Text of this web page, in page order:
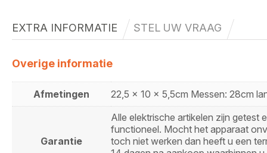
EXTRA INFORMATIE STEL UW VRAAG
Overige informatie
Afmetingen 22,5 x 10 x 5,5cm Messen: 28cm
Garantie
Alle elektrische artikelen zijn getest
functioneel. Mocht het apparaat
toch niet werken dan heeft u een